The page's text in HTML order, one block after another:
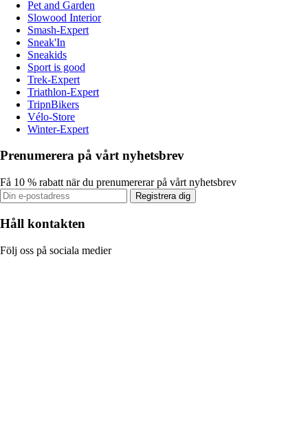
Pet and Garden
Slowood Interior
Smash-Expert
Sneak'In
Sneakids
Sport is good
Trek-Expert
Triathlon-Expert
TripnBikers
Vélo-Store
Winter-Expert
Prenumerera på vårt nyhetsbrev
Få 10 % rabatt när du prenumererar på vårt nyhetsbrev
Registrera dig
Håll kontakten
Följ oss på sociala medier